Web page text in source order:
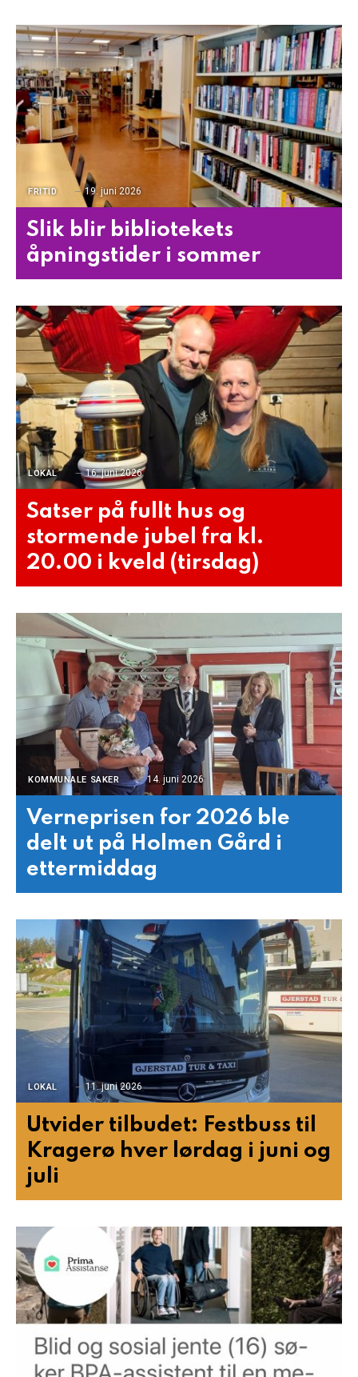
FRITID 19. juni 2026
Slik blir bibliotekets
åpningstider i sommer
LOKAL 16. juni 2026
Satser på fullt hus og
stormende jubel fra kl.
20.00 i kveld (tirsdag)
KOMMUNALE SAKER 14. juni 2026
Verneprisen for 2026 ble
delt ut på Holmen Gård i
ettermiddag
LOKAL 11. juni 2026
Utvider tilbudet: Festbuss til
Kragerø hver lørdag i juni og
juli